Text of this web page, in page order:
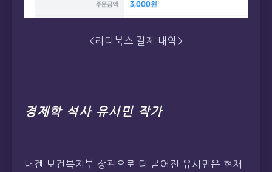
<리디북스 결제 내역>
경제학 석사 유시민 작가
내겐 보건복지부 장관으로 더 굳어진 유시민은 현재